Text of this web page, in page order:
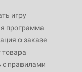
игру
программа
о заказе
товара
правилами